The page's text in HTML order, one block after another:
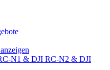
N1 & DJI RC-N2 & DJI